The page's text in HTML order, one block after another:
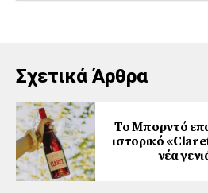
Σχετικά Άρθρα
Το Μπορντό
ιστορικό
νέα